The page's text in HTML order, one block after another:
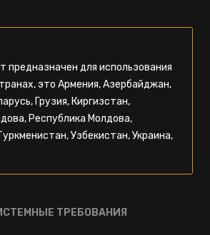
предназначен для использования
это Армения, Азербайджан,
Грузия, Киргизстан,
Республика Молдова,
Узбекистан, Украина,
ТРЕБОВАНИЯ